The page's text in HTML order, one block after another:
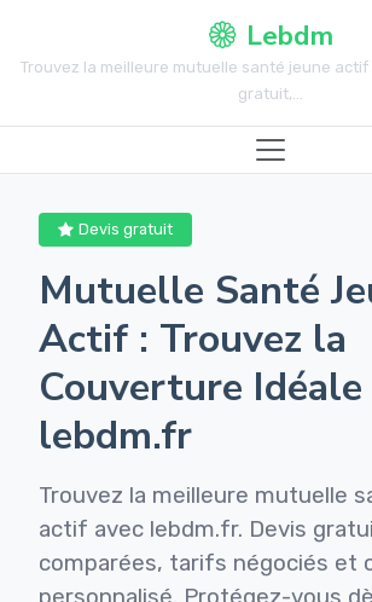
Lebdm
Trouvez la meilleure mutuelle santé jeune actif
gratuit,...
Devis gratuit
Mutuelle Santé
Actif : Trouvez la
Couverture Idéale
lebdm.fr
Trouvez la meilleure mutuelle
actif avec lebdm.fr. Devis
comparées, tarifs négociés et